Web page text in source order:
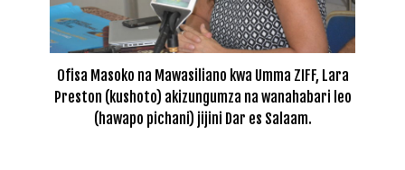
Ofisa Masoko na Mawasiliano kwa Umma ZIFF, Lara
Preston (kushoto) akizungumza na wanahabari leo
(hawapo pichani) jijini Dar es Salaam.